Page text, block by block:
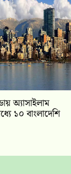
অ্যাসাইলাম
১০ বাংলাদেশি